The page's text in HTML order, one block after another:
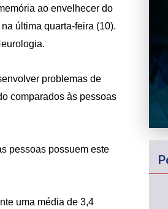
ao envelhecer do
última quarta-feira (10).
problemas de
comparados às pessoas
pessoas possuem este
uma média de 3,4